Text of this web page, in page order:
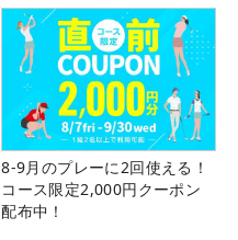
8-9月のプレーに2回使える！
コース限定2,000円クーポン
配布中！